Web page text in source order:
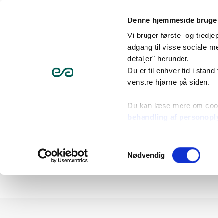
Denne hjemmeside
Vi bruger første- og
adgang til visse sociale
detaljer" herunder.
Du er til enhver tid i
venstre hjørne på siden.
Du kan læse mere om
behandling af
Nødvendig
Værd at vide som
Bekymret
bor og lever. Vores
oplever en ændret eller